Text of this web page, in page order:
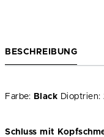
BESCHREIBUNG
Farbe: Black Dioptrien:
Schluss mit